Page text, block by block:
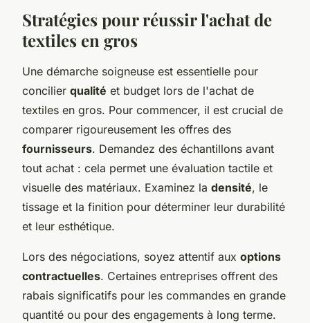
Stratégies pour réussir l'achat de
textiles en gros
Une démarche soigneuse est essentielle pour
concilier qualité et budget lors de l'achat de
textiles en gros. Pour commencer, il est crucial de
comparer rigoureusement les offres des
fournisseurs. Demandez des échantillons avant
tout achat : cela permet une évaluation tactile et
visuelle des matériaux. Examinez la densité, le
tissage et la finition pour déterminer leur durabilité
et leur esthétique.
Lors des négociations, soyez attentif aux options
contractuelles. Certaines entreprises offrent des
rabais significatifs pour les commandes en grande
quantité ou pour des engagements à long terme.